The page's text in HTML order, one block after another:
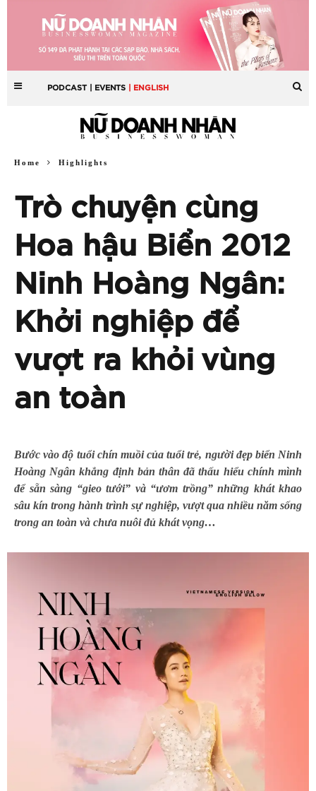
PODCAST | EVENTS | ENGLISH
Home Highlights
Trò chuyện cùng
Hoa hậu Biển 2012
Ninh Hoàng Ngân:
Khởi nghiệp để
vượt ra khỏi vùng
an toàn
Bước vào độ tuổi chín muồi của tuổi trẻ, người đẹp biển Ninh
Hoàng Ngân khẳng định bản thân đã thấu hiểu chính mình
để sẵn sàng “gieo tưới” và “ươm trồng” những khát khao
sâu kín trong hành trình sự nghiệp, vượt qua nhiều năm sống
trong an toàn và chưa nuôi đủ khát vọng…